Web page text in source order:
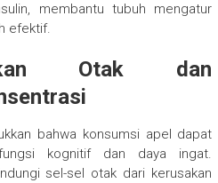
membantu tubuh mengatur
efektif.
Otak dan
bahwa konsumsi apel dapat
kognitif dan daya ingat.
sel-sel otak dari kerusakan